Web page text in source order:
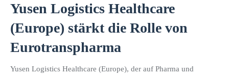
Yusen Logistics Healthcare
(Europe) stärkt die Rolle von
Eurotranspharma
Yusen Logistics Healthcare (Europe), der auf Pharma und